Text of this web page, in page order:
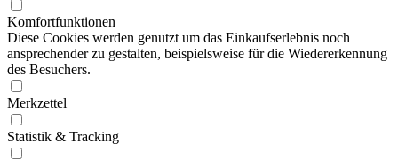
Komfortfunktionen
Diese Cookies werden genutzt um das Einkaufserlebnis noch
ansprechender zu gestalten, beispielsweise für die Wiedererkennung
des Besuchers.
Merkzettel
Statistik & Tracking